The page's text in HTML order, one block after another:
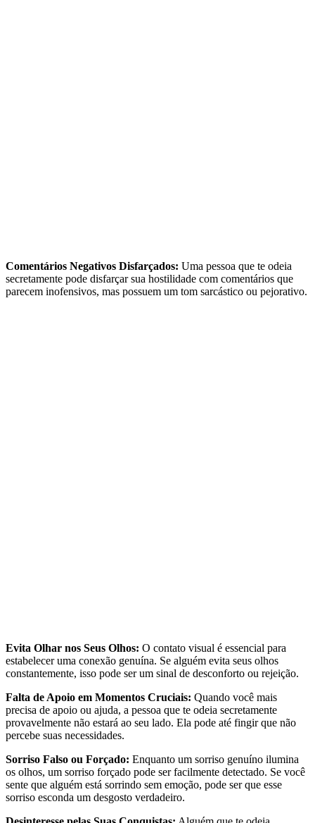
Comentários Negativos Disfarçados: Uma pessoa que te odeia
secretamente pode disfarçar sua hostilidade com comentários que
parecem inofensivos, mas possuem um tom sarcástico ou pejorativo.
Evita Olhar nos Seus Olhos: O contato visual é essencial para
estabelecer uma conexão genuína. Se alguém evita seus olhos
constantemente, isso pode ser um sinal de desconforto ou rejeição.
Falta de Apoio em Momentos Cruciais: Quando você mais
precisa de apoio ou ajuda, a pessoa que te odeia secretamente
provavelmente não estará ao seu lado. Ela pode até fingir que não
percebe suas necessidades.
Sorriso Falso ou Forçado: Enquanto um sorriso genuíno ilumina
os olhos, um sorriso forçado pode ser facilmente detectado. Se você
sente que alguém está sorrindo sem emoção, pode ser que esse
sorriso esconda um desgosto verdadeiro.